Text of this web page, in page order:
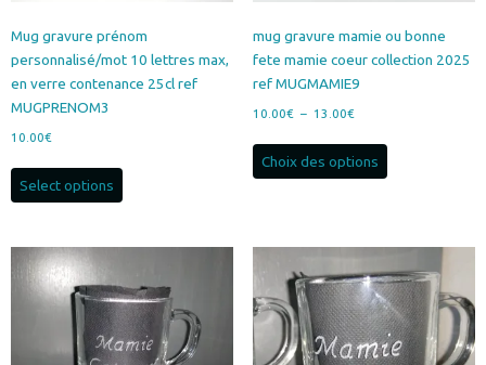
Mug gravure prénom
personnalisé/mot 10 lettres max,
en verre contenance 25cl ref
MUGPRENOM3
10.00€
Select options
mug gravure mamie ou bonne
fete mamie coeur collection 2025
ref MUGMAMIE9
10.00€ – 13.00€Plage
prix :
10.00€
Choix des options
Ce
options
peuvent
être
choisies